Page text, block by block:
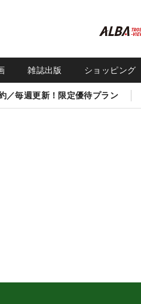
雑誌出版 ショッピング
／毎週更新！限定優待プラン